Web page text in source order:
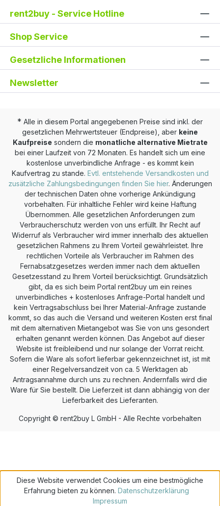
rent2buy - Service Hotline
Shop Service
Gesetzliche Informationen
Newsletter
* Alle in diesem Portal angegebenen Preise sind inkl. der
gesetzlichen Mehrwertsteuer (Endpreise), aber keine
Kaufpreise sondern die monatliche alternative Mietrate
bei einer Laufzeit von 72 Monaten. Es handelt sich um eine
kostenlose unverbindliche Anfrage - es kommt kein
Kaufvertrag zu stande. Evtl. entstehende Versandkosten und
zusätzliche Zahlungsbedingungen finden Sie hier. Änderungen
der technischen Daten ohne vorherige Ankündigung
vorbehalten. Für inhaltliche Fehler wird keine Haftung
Übernommen. Alle gesetzlichen Anforderungen zum
Verbraucherschutz werden von uns erfüllt. Ihr Recht auf
Widerruf als Verbraucher wird immer innerhalb des aktuellen
gesetzlichen Rahmens zu Ihrem Vorteil gewährleistet. Ihre
rechtlichen Vorteile als Verbraucher im Rahmen des
Fernabsatzgesetzes werden immer nach dem aktuellen
Gesetzesstand zu Ihrem Vorteil berücksichtigt. Grundsätzlich
gibt, da es sich beim Portal rent2buy um ein reines
unverbindliches + kostenloses Anfrage-Portal handelt und
kein Vertragsabschluss bei Ihrer Material-Anfrage zustande
kommt, so das auch die Versand und weiteren Kosten erst final
mit dem alternativen Mietangebot was Sie von uns gesondert
erhalten genannt werden können. Das Angebot auf dieser
Website ist freibleibend und nur solange der Vorrat reicht.
Sofern die Ware als sofort lieferbar gekennzeichnet ist, ist mit
einer Regelversandzeit von ca. 5 Werktagen ab
Antragsannahme durch uns zu rechnen. Andernfalls wird die
Ware für Sie bestellt. Die Lieferzeit ist dann abhängig von der
Lieferbarkeit des Lieferanten.
Copyright © rent2buy L GmbH - Alle Rechte vorbehalten
Diese Website verwendet Cookies um eine bestmögliche
Erfahrung bieten zu können. Datenschutzerklärung
Impressum